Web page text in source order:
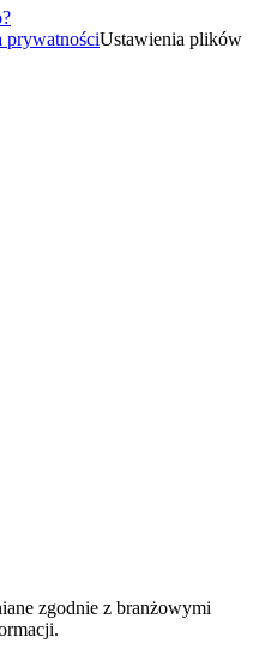
prywatnościUstawienia plików
zgodnie z branżowymi